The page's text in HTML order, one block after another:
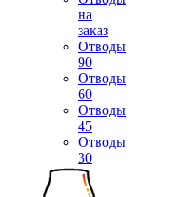
на
заказ
Отводы
90
Отводы
60
Отводы
45
Отводы
30